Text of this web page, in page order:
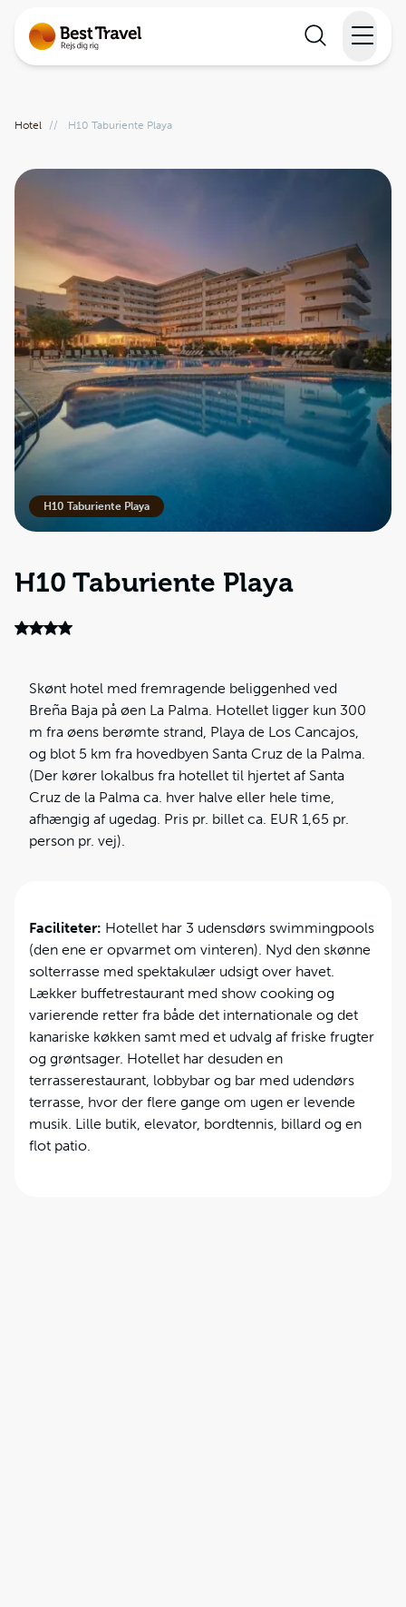
Inspiration
Information
Min Rejse
Hotel // H10 Taburiente Playa
H10 Taburiente Playa
H10 Taburiente Playa
Skønt hotel med fremragende beliggenhed ved
Breña Baja på øen La Palma. Hotellet ligger kun 300
m fra øens berømte strand, Playa de Los Cancajos,
og blot 5 km fra hovedbyen Santa Cruz de la Palma.
(Der kører lokalbus fra hotellet til hjertet af Santa
Cruz de la Palma ca. hver halve eller hele time,
afhængig af ugedag. Pris pr. billet ca. EUR 1,65 pr.
person pr. vej).
Faciliteter: Hotellet har 3 udensdørs swimmingpools
(den ene er opvarmet om vinteren). Nyd den skønne
solterrasse med spektakulær udsigt over havet.
Lækker buffetrestaurant med show cooking og
varierende retter fra både det internationale og det
kanariske køkken samt med et udvalg af friske frugter
og grøntsager. Hotellet har desuden en
terrasserestaurant, lobbybar og bar med udendørs
terrasse, hvor der flere gange om ugen er levende
musik. Lille butik, elevator, bordtennis, billard og en
flot patio.